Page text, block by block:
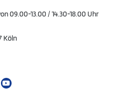
09.00-13.00 / 14.30-18.00 Uhr
Köln